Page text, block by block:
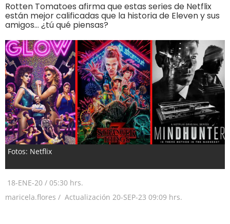
Rotten Tomatoes afirma que estas series de Netflix
están mejor calificadas que la historia de Eleven y sus
amigos… ¿tú qué piensas?
Fotos: Netflix
18-ENE-20 / 05:30 hrs.
maricela.flores / Actualización 20-SEP-23 09:09 hrs.